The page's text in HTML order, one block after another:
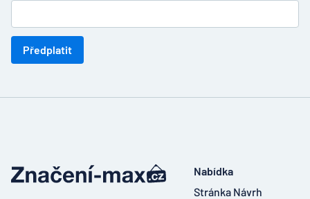
Předplatit
Nabídka
Stránka Návrh